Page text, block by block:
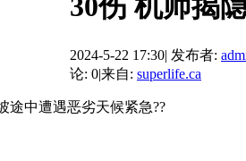
30伤 机师揭
2024-5-22 17:30| 发布者:
论: 0|来自: superlife.ca
中遭遇恶劣天候紧急??